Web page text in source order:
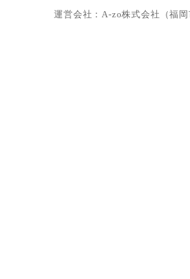
運営会社：A-zo株式会社（福岡